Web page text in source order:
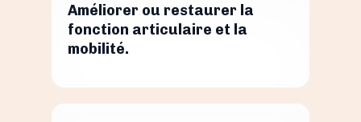
Améliorer ou restaurer la
fonction articulaire et la
mobilité.